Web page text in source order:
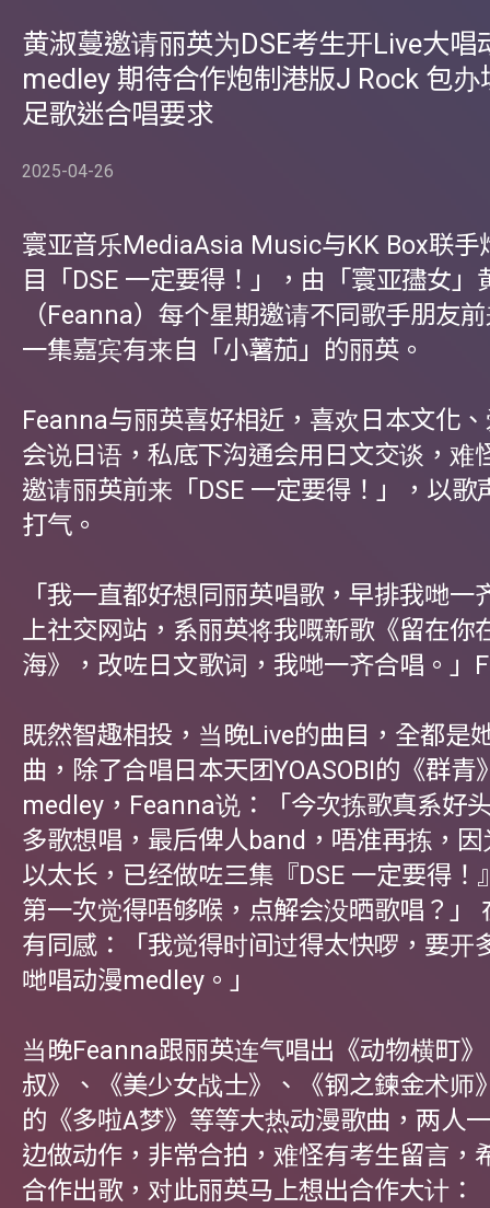
黄淑蔓邀请丽英为DSE考生开Live大唱
medley 期待合作炮制港版J Rock 包办
足歌迷合唱要求
2025-04-26
寰亚音乐MediaAsia Music与KK Box联手
目「DSE 一定要得！」，由「寰亚孻女」
（Feanna）每个星期邀请不同歌手朋友
一集嘉宾有来自「小薯茄」的丽英。
Feanna与丽英喜好相近，喜欢日本文化
会说日语，私底下沟通会用日文交谈，难
邀请丽英前来「DSE 一定要得！」，以歌
打气。
「我一直都好想同丽英唱歌，早排我哋一
上社交网站，系丽英将我嘅新歌《留在你
海》，改咗日文歌词，我哋一齐合唱。」
既然智趣相投，当晚Live的曲目，全都是
曲，除了合唱日本天团YOASOBI的《群青
medley，Feanna说：「今次拣歌真系好
多歌想唱，最后俾人band，唔准再拣，
以太长，已经做咗三集『DSE 一定要得！
第一次觉得唔够喉，点解会没晒歌唱？」
有同感：「我觉得时间过得太快啰，要开
哋唱动漫medley。」
当晚Feanna跟丽英连气唱出《动物横町
叔》、《美少女战士》、《钢之鍊金术师
的《多啦A梦》等等大热动漫歌曲，两人
边做动作，非常合拍，难怪有考生留言，
合作出歌，对此丽英马上想出合作大计：